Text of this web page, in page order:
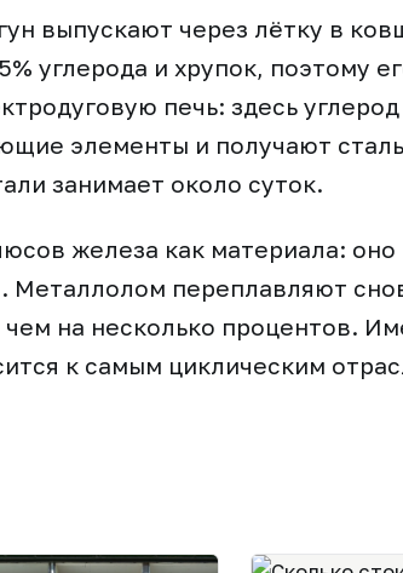
выпускают через лётку в
углерода и хрупок, поэтому
печь: здесь
элементы и получают
занимает около суток.
железа как материала:
Металлолом переплавляют
на несколько процентов.
к самым циклическим